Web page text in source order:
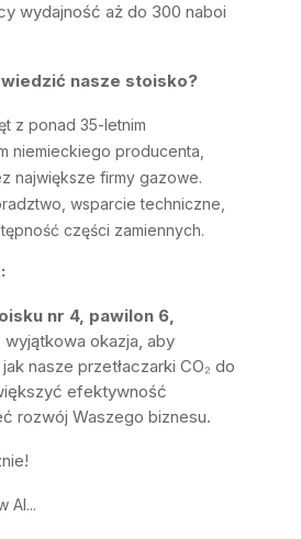
wydajność aż do 300 naboi
nasze stoisko?
z ponad 35-letnim
niemieckiego producenta,
największe firmy gazowe.
wsparcie techniczne,
części zamiennych.
nr 4, pawilon 6,
wyjątkowa okazja, aby
nasze przetłaczarki CO₂ do
efektywność
rozwój Waszego biznesu.
AI...